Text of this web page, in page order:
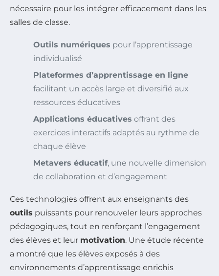
nécessaire pour les intégrer efficacement dans les
salles de classe.
Outils numériques pour l’apprentissage
individualisé
Plateformes d’apprentissage en ligne
facilitant un accès large et diversifié aux
ressources éducatives
Applications éducatives offrant des
exercices interactifs adaptés au rythme de
chaque élève
Metavers éducatif, une nouvelle dimension
de collaboration et d’engagement
Ces technologies offrent aux enseignants des
outils puissants pour renouveler leurs approches
pédagogiques, tout en renforçant l’engagement
des élèves et leur motivation. Une étude récente
a montré que les élèves exposés à des
environnements d’apprentissage enrichis